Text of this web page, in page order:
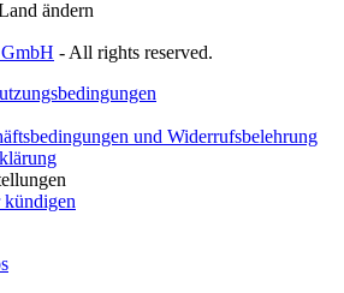
ändern
- All rights reserved.
und Widerrufsbelehrung
kündigen